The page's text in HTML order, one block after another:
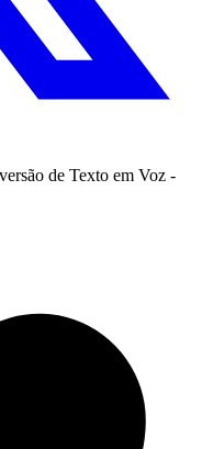
de Texto em Voz -